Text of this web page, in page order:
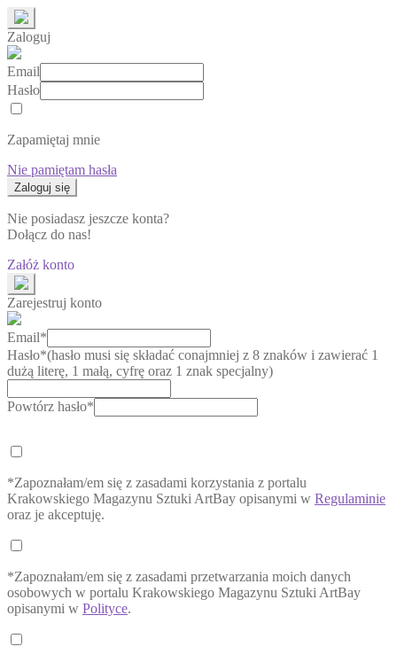
Zaloguj
Email
Hasło
Zapamiętaj mnie
Nie pamiętam hasła
Nie posiadasz jeszcze konta?
Dołącz do nas!
Załóż konto
Zarejestruj konto
Email*
Hasło*(hasło musi się składać conajmniej z 8 znaków i zawierać 1
dużą literę, 1 małą, cyfrę oraz 1 znak specjalny)
Powtórz hasło*
*Zapoznałam/em się z zasadami korzystania z portalu
Krakowskiego Magazynu Sztuki ArtBay opisanymi w Regulaminie
oraz je akceptuję.
*Zapoznałam/em się z zasadami przetwarzania moich danych
osobowych w portalu Krakowskiego Magazynu Sztuki ArtBay
opisanymi w Polityce.